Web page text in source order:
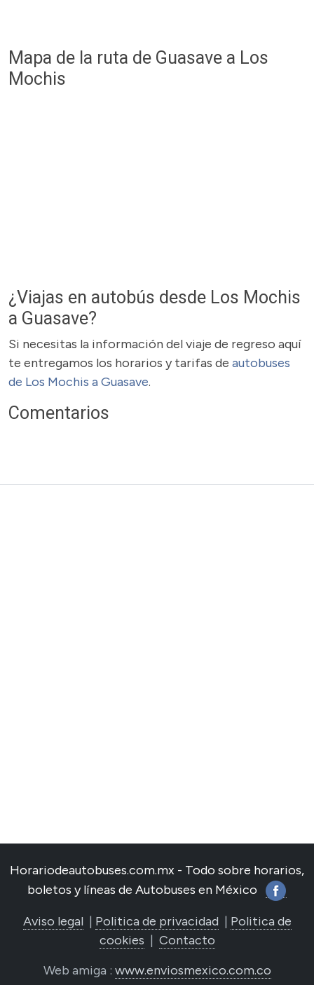
Mapa de la ruta de Guasave a Los
Mochis
¿Viajas en autobús desde Los Mochis
a Guasave?
Si necesitas la información del viaje de regreso aquí
te entregamos los horarios y tarifas de autobuses
de Los Mochis a Guasave.
Comentarios
Horariodeautobuses.com.mx - Todo sobre horarios,
boletos y líneas de Autobuses en México
Aviso legal| Politica de privacidad | Politica de
cookies | Contacto
Web amiga : www.enviosmexico.com.co